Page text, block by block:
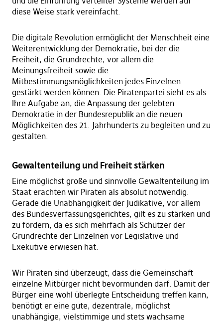
diese Weise stark vereinfacht.
Die digitale Revolution ermöglicht der Menschheit eine
Weiterentwicklung der Demokratie, bei der die
Freiheit, die Grundrechte, vor allem die
Meinungsfreiheit sowie die
Mitbestimmungsmöglichkeiten jedes Einzelnen
gestärkt werden können. Die Piratenpartei sieht es als
Ihre Aufgabe an, die Anpassung der gelebten
Demokratie in der Bundesrepublik an die neuen
Möglichkeiten des 21. Jahrhunderts zu begleiten und zu
gestalten.
Gewaltenteilung und Freiheit stärken
Eine möglichst große und sinnvolle Gewaltenteilung im
Staat erachten wir Piraten als absolut notwendig.
Gerade die Unabhängigkeit der Judikative, vor allem
des Bundesverfassungsgerichtes, gilt es zu stärken und
zu fördern, da es sich mehrfach als Schützer der
Grundrechte der Einzelnen vor Legislative und
Exekutive erwiesen hat.
Wir Piraten sind überzeugt, dass die Gemeinschaft
einzelne Mitbürger nicht bevormunden darf. Damit der
Bürger eine wohl überlegte Entscheidung treffen kann,
benötigt er eine gute, dezentrale, möglichst
unabhängige, vielstimmige und stets wachsame